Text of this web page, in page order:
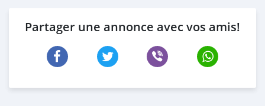
Partager une annonce avec vos amis!